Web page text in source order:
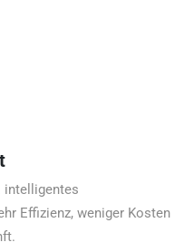
intelligentes
Effizienz, weniger Kosten